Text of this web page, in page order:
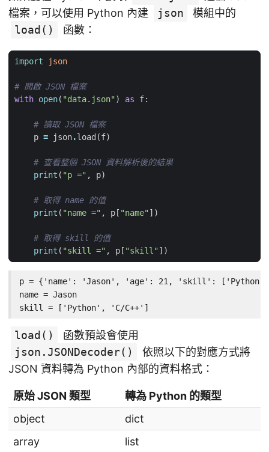
檔案，可以使用 Python 內建
json
模組中的
load()
函數：
import json
# 開啟 JSON 檔案
with open( "data.json") as f:
# 讀取 JSON 檔案
p = json.load (f)
# 查看整個 JSON 資料解析後的結果
print ( "p =" , p)
# 取得 name 的值
print ( "name =" , p [ "name"])
# 取得 skill 的值
print ( "skill =" , p [ "skill"])
p = {'name': 'Jason', 'age': 21, 'skill': ['Python',
name = Jason
skill = ['Python', 'C/C++']
load()
函數預設會使用
json.JSONDecoder()
依照以下的對應方式將
JSON 資料轉為 Python 內部的資料格式：
原始 JSON 類型
轉為 Python 的類型
object
dict
array
list